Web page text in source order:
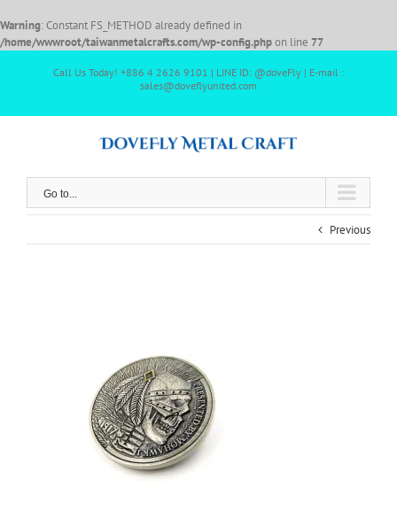
Warning: Constant FS_METHOD already defined in
/home/wwwroot/taiwanmetalcrafts.com/wp-config.phpon line 77
Call Us Today! +886 4 2626 9101 | LINE ID: @doveFly | E-mail :
sales@doveflyunited.com
Go to...
Previous